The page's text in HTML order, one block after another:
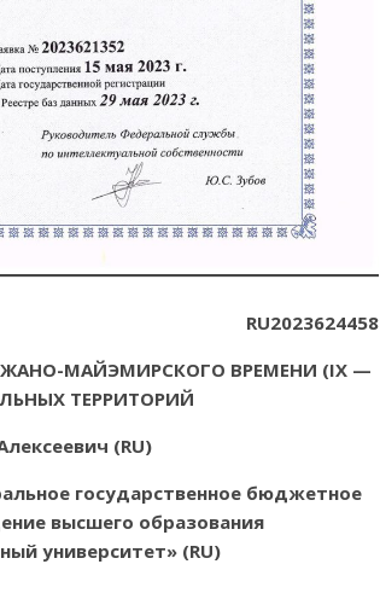
RU2023624458
МАЙЭМИРСКОГО ВРЕМЕНИ (IX —
ТЕРРИТОРИЙ
(RU)
государственное бюджетное
высшего образования
университет» (RU)